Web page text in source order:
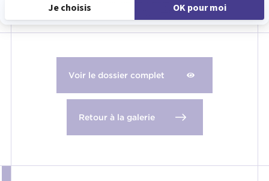
Voir le dossier complet
Retour à la galerie